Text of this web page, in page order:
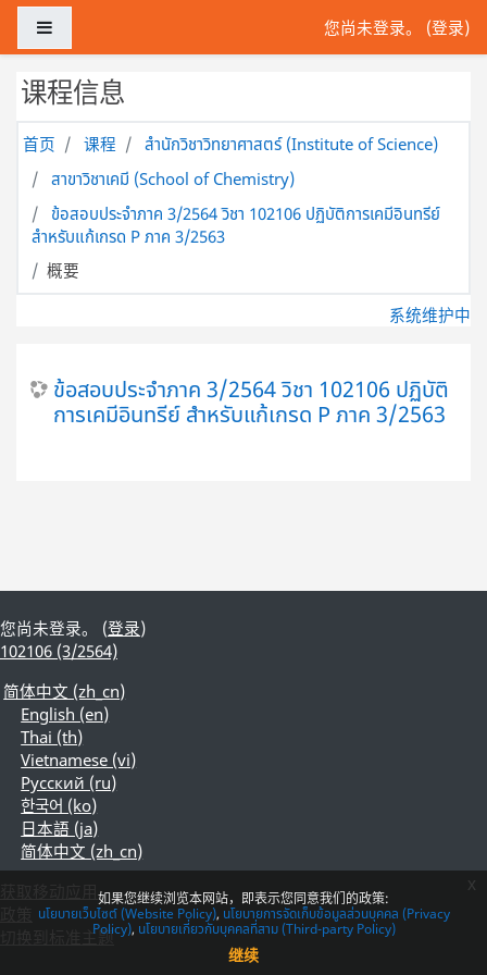
跳到主要内容
您尚未登录。 (登录)
课程信息
首页 课程
สำนักวิชาวิทยาศาสตร์ (Institute of Science)
สาขาวิชาเคมี (School of Chemistry)
ข้อสอบประจำภาค 3/2564 วิชา 102106 ปฏิบัติการเคมีอินทรีย์
สำหรับแก้เกรด P ภาค 3/2563
概要
系统维护中
ข้อสอบประจำภาค 3/2564 วิชา 102106 ปฏิบัติ
การเคมีอินทรีย์ สำหรับแก้เกรด P ภาค 3/2563
您尚未登录。 (登录)
102106 (3/2564)
简体中文 ‎(zh_cn)‎
English ‎(en)‎
Thai ‎(th)‎
Vietnamese ‎(vi)‎
Русский ‎(ru)‎
한국어 ‎(ko)‎
日本語 ‎(ja)‎
简体中文 ‎(zh_cn)‎
切换到标准主题
如果您继续浏览本网站，即表示您同意我们的政策:
นโยบายเว็บไซต์ (Website Policy) นโยบายการจัดเก็บข้อมูลส่วนบุคคล (Privacy
Policy) นโยบายเกี่ยวกับบุคคลที่สาม (Third-party Policy)
继续
x